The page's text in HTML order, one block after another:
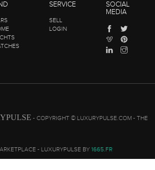
SERVICE
SELL
LOGIN
SOCIAL
MEDIA
- COPYRIGHT © LUXURYPULSE.COM - THE
- LUXURYPULSE BY 1665.FR